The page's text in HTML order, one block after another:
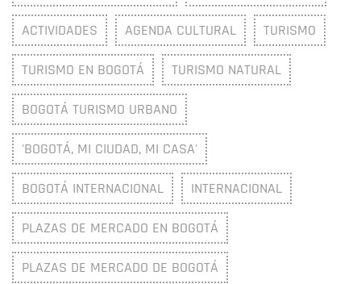
ACTIVIDADES AGENDA CULTURAL TURISMO
TURISMO EN BOGOTÁ TURISMO NATURAL
BOGOTÁ TURISMO URBANO
'BOGOTÁ, MI CIUDAD, MI CASA'
BOGOTÁ INTERNACIONAL INTERNACIONAL
PLAZAS DE MERCADO EN BOGOTÁ
PLAZAS DE MERCADO DE BOGOTÁ